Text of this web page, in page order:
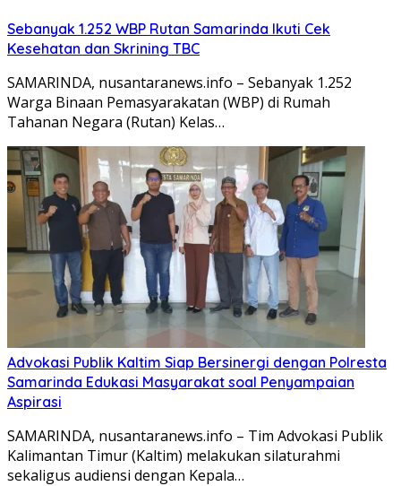
Sebanyak 1.252 WBP Rutan Samarinda Ikuti Cek
Kesehatan dan Skrining TBC
SAMARINDA, nusantaranews.info – Sebanyak 1.252
Warga Binaan Pemasyarakatan (WBP) di Rumah
Tahanan Negara (Rutan) Kelas…
Advokasi Publik Kaltim Siap Bersinergi dengan Polresta
Samarinda Edukasi Masyarakat soal Penyampaian
Aspirasi
SAMARINDA, nusantaranews.info – Tim Advokasi Publik
Kalimantan Timur (Kaltim) melakukan silaturahmi
sekaligus audiensi dengan Kepala…